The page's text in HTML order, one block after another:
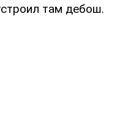
там дебош.